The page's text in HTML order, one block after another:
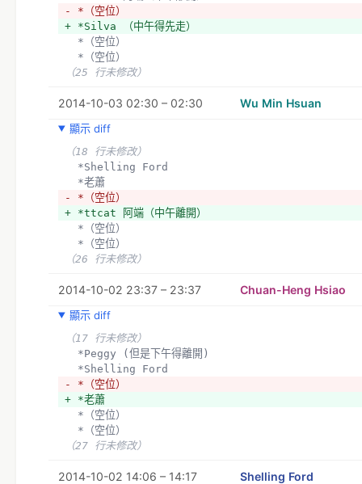
- *（空位）
+ *Silva （中午得先走）
  *（空位）
  *（空位）
（25 行未修改）
2014-10-03 02:30 – 02:30 Wu Min Hsuan
顯示 diff
（18 行未修改）
  *Shelling Ford
  *老蕭
- *（空位）
+ *ttcat 阿端（中午離開）
  *（空位）
  *（空位）
（26 行未修改）
2014-10-02 23:37 – 23:37 Chuan-Heng Hsiao
顯示 diff
（17 行未修改）
  *Peggy (但是下午得離開)
  *Shelling Ford
- *（空位）
+ *老蕭
  *（空位）
  *（空位）
（27 行未修改）
2014-10-02 14:06 – 14:17 Shelling Ford